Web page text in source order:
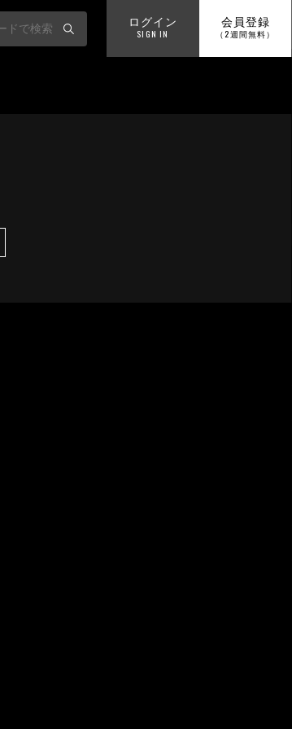
ログイン
SIGN IN
会員登録
（2週間無料）